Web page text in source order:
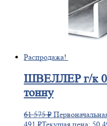
Распродажа!
ШВЕЛЛЕРг/к
тонну
61 575₽